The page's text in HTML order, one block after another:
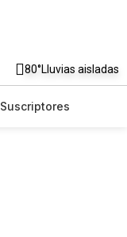
80°Lluvias aisladas
Suscriptores